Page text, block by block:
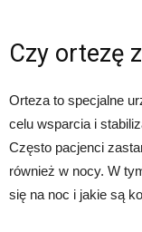
Czy ortezę
Orteza to specjalne
celu wsparcia i
Często pacjenci
również w nocy. W
się na noc i jakie są